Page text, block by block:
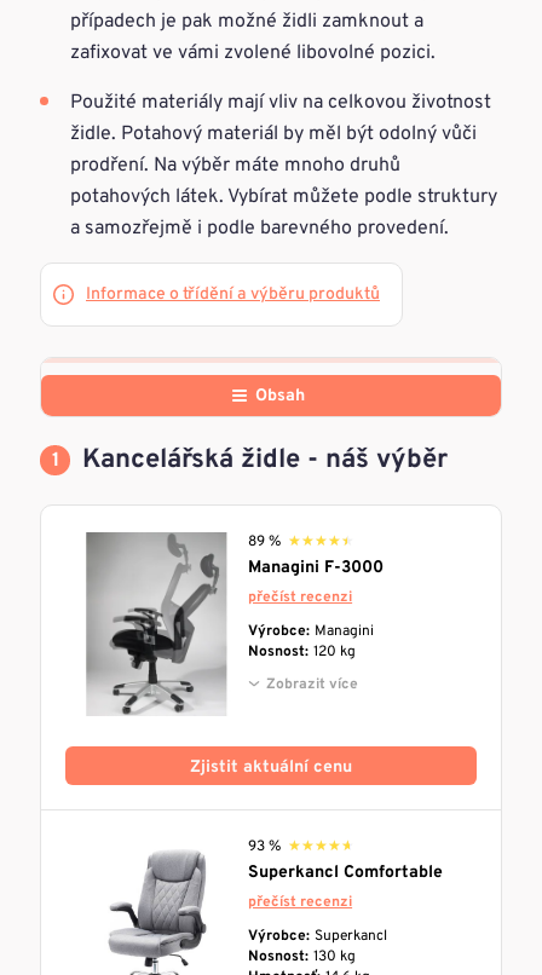
případech je pak možné židli zamknout a
zafixovat ve vámi zvolené libovolné pozici.
Použité materiály mají vliv na celkovou životnost
židle. Potahový materiál by měl být odolný vůči
prodření. Na výběr máte mnoho druhů
potahových látek. Vybírat můžete podle struktury
a samozřejmě i podle barevného provedení.
Informace o třídění a výběru produktů
Obsah
Kancelářská židle - náš výběr
89 % ★★★★★
★★★★★
Managini F-3000
přečíst recenzi
Výrobce: Managini
Nosnost: 120 kg
Zobrazit více
Zjistit aktuální cenu
93 % ★★★★★
★★★★★
Superkancl Comfortable
přečíst recenzi
Výrobce: Superkancl
Nosnost: 130 kg